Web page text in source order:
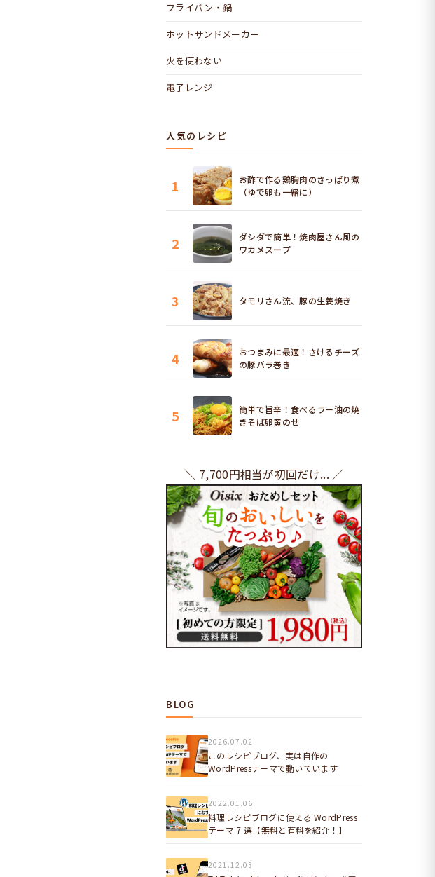
フライパン・鍋
ホットサンドメーカー
火を使わない
電子レンジ
人気のレシピ
1
お酢で作る鶏胸肉のさっぱり煮
（ゆで卵も一緒に）
2
ダシダで簡単！焼肉屋さん風の
ワカメスープ
3 タモリさん流、豚の生姜焼き
4
おつまみに最適！さけるチーズ
の豚バラ巻き
5
簡単で旨辛！食べるラー油の焼
きそば卵黄のせ
＼ 7,700円相当が初回だけ... ／
BLOG
2026.07.02
このレシピブログ、実は自作の
WordPressテーマで動いています
2022.01.06
料理レシピブログに使える WordPress
テーマ 7 選【無料と有料を紹介！】
2021.12.03